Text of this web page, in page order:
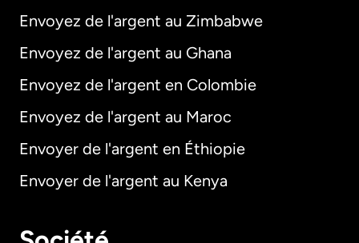
Envoyez de l'argent au Zimbabwe
Envoyez de l'argent au Ghana
Envoyez de l'argent en Colombie
Envoyez de l'argent au Maroc
Envoyer de l'argent en Éthiopie
Envoyer de l'argent au Kenya